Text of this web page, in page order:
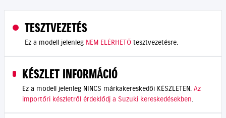
TESZTVEZETÉS
Ez a modell jelenleg NEM ELÉRHETŐ tesztvezetésre.
KÉSZLET INFORMÁCIÓ
Ez a modell jelenleg NINCS márkakereskedői KÉSZLETEN. Az
importőri készletről érdeklődj a Suzuki kereskedésekben.